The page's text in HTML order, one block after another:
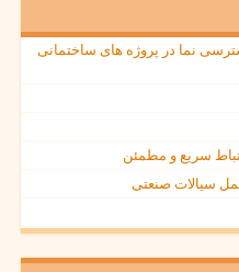
نما در پروژه های ساختمانی
سریع و مطمئن
سیالات صنعتی